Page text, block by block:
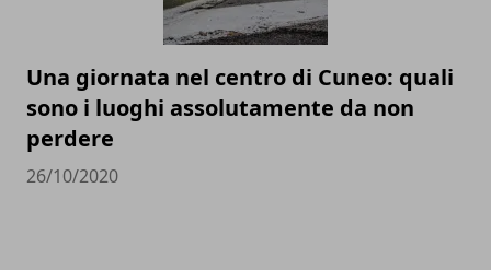
Una giornata nel centro di Cuneo: quali
sono i luoghi assolutamente da non
perdere
26/10/2020